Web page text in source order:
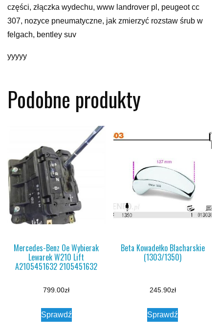
części, złączka wydechu, www landrover pl, peugeot cc
307, nozyce pneumatyczne, jak zmierzyć rozstaw śrub w
felgach, bentley suv
yyyyy
Podobne produkty
Mercedes-Benz Oe Wybierak
Lewarek W210 Lift
A2105451632 2105451632
799.00zł
Sprawdź
Beta Kowadełko Blacharskie
(1303/1350)
245.90zł
Sprawdź